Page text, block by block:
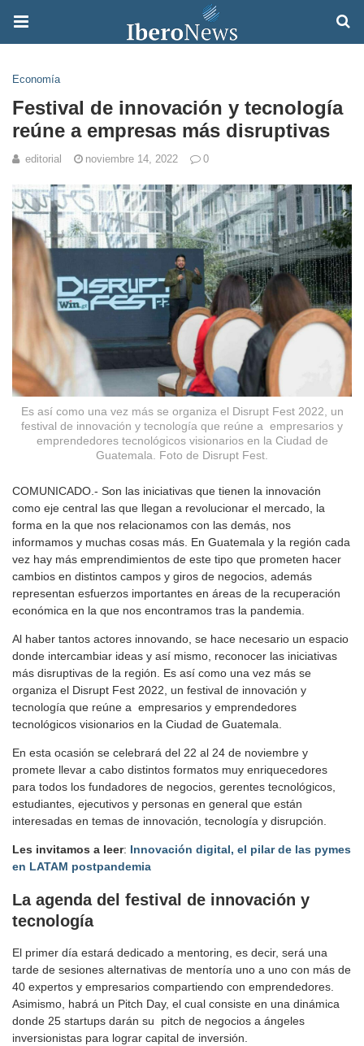
Economía
Festival de innovación y tecnología
reúne a empresas más disruptivas
editorial noviembre 14, 2022 0
Es así como una vez más se organiza el Disrupt Fest 2022, un
festival de innovación y tecnología que reúne a empresarios y
emprendedores tecnológicos visionarios en la Ciudad de
Guatemala. Foto de Disrupt Fest.
COMUNICADO.- Son las iniciativas que tienen la innovación
como eje central las que llegan a revolucionar el mercado, la
forma en la que nos relacionamos con las demás, nos
informamos y muchas cosas más. En Guatemala y la región cada
vez hay más emprendimientos de este tipo que prometen hacer
cambios en distintos campos y giros de negocios, además
representan esfuerzos importantes en áreas de la recuperación
económica en la que nos encontramos tras la pandemia.
Al haber tantos actores innovando, se hace necesario un espacio
donde intercambiar ideas y así mismo, reconocer las iniciativas
más disruptivas de la región. Es así como una vez más se
organiza el Disrupt Fest 2022, un festival de innovación y
tecnología que reúne a empresarios y emprendedores
tecnológicos visionarios en la Ciudad de Guatemala.
En esta ocasión se celebrará del 22 al 24 de noviembre y
promete llevar a cabo distintos formatos muy enriquecedores
para todos los fundadores de negocios, gerentes tecnológicos,
estudiantes, ejecutivos y personas en general que están
interesadas en temas de innovación, tecnología y disrupción.
Les invitamos a leer: Innovación digital, el pilar de las pymes
en LATAM postpandemia
La agenda del festival de innovación y
tecnología
El primer día estará dedicado a mentoring, es decir, será una
tarde de sesiones alternativas de mentoría uno a uno con más de
40 expertos y empresarios compartiendo con emprendedores.
Asimismo, habrá un Pitch Day, el cual consiste en una dinámica
donde 25 startups darán su pitch de negocios a ángeles
inversionistas para lograr capital de inversión.